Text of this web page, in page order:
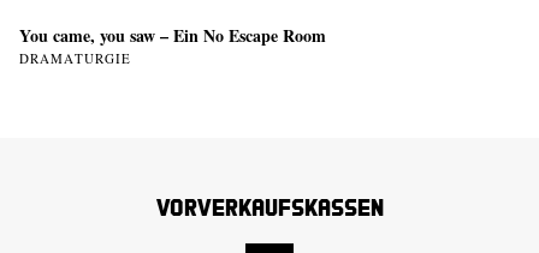
You came, you saw – Ein No Escape Room
DRAMATURGIE
Vorverkaufskassen